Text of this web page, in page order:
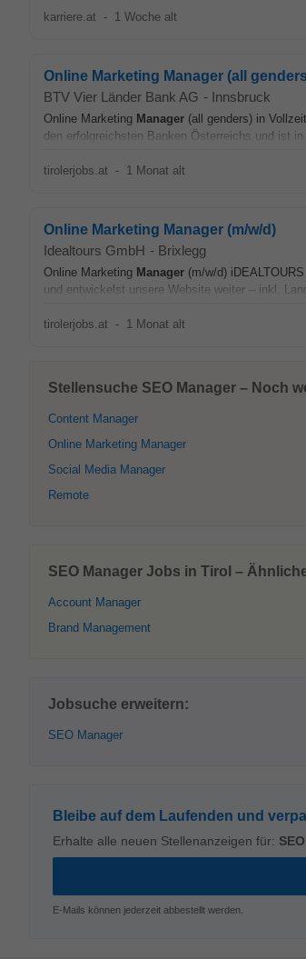
karriere.at - 1 Woche alt
Online Marketing Manager (all
BTV Vier Länder Bank AG - Innsbruck
Online Marketing Manager (all genders) in
den erfolgreichsten Banken Österreichs und ist
tirolerjobs.at - 1 Monat alt
Online Marketing Manager (m/w/d)
Idealtours GmbH - Brixlegg
Online Marketing Manager (m/w/d)
und entwickelst unsere Website weiter – inkl.
tirolerjobs.at - 1 Monat alt
Stellensuche SEO Manager – Noch
Content Manager
Online Marketing Manager
Social Media Manager
Remote
SEO Manager Jobs in Tirol –
Account Manager
Brand Management
Jobsuche erweitern:
SEO Manager
Bleibe auf dem Laufenden und
Erhalte alle neuen Stellenanzeigen für:
E-Mails können jederzeit abbestellt werden.